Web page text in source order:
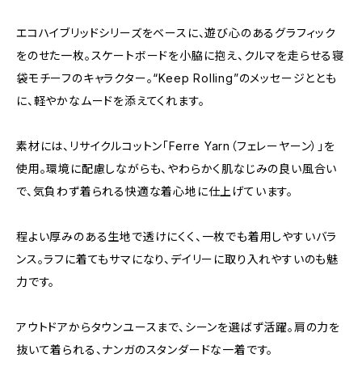
エコハイブリッドシリーズをベースに、遊び心のあるグラフィック
をのせた一枚。スケートボードを小脇に抱え、クルマを走らせる寝
袋モチーフのキャラクター。“Keep Rolling”のメッセージととも
に、軽やかなムードを添えてくれます。
素材には、リサイクルコットン「Ferre Yarn（フェレーヤーン）」を
使用。環境に配慮しながらも、やわらかく肌なじみの良い風合い
で、気負わず着られる快適な着心地に仕上げています。
程よい厚みのある生地で透けにくく、一枚でも着用しやすいバラ
ンス。ラフに着てもサマになり、デイリーに取り入れやすいのも魅
力です。
アウトドアからタウンユースまで、シーンを選ばず活躍。肩の力を
抜いて着られる、ナンガのスタンダードな一着です。